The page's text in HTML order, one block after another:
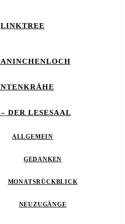
LINKTREE
DER LESESAAL
ALLGEMEIN
GEDANKEN
MONATSRÜCKBLICK
NEUZUGÄNGE